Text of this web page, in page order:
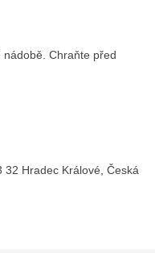
Chraňte před
Hradec Králové, Česká